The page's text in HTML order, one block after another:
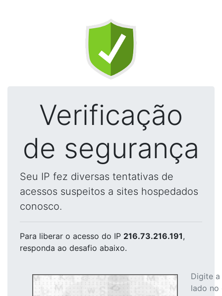
Verificação
de segurança
Seu IP fez diversas tentativas de
acessos suspeitos a sites hospedados
conosco.
Para liberar o acesso do IP 216.73.216.191,
responda ao desafio abaixo.
Digite
lado no